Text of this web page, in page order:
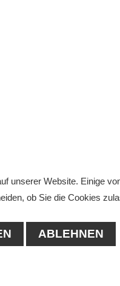
unserer Website. Einige
ob Sie die Cookies
ABLEHNEN